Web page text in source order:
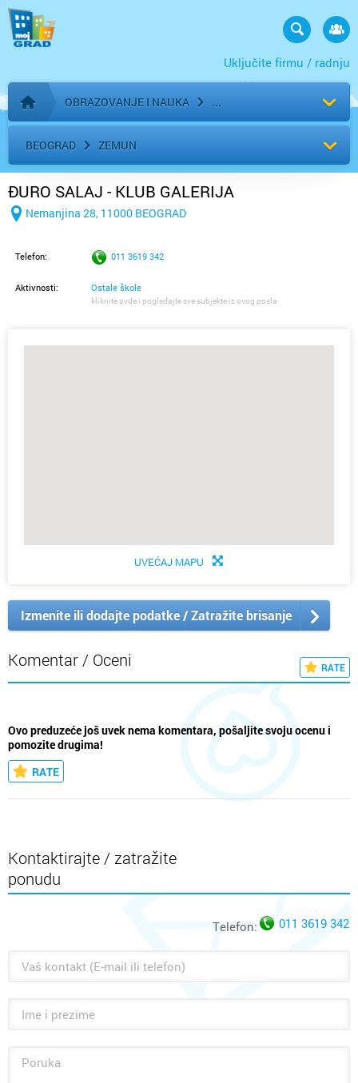
Uključite firmu / radnju
Početna stranica
OBRAZOVANJE I NAUKA
BEOGRAD ZEMUN
ĐURO SALAJ - KLUB GALERIJA
Nemanjina 28, 11000 BEOGRAD
Telefon: 011 3619 342
Aktivnosti: Ostale škole
kliknite ovde i pogledajte sve subjekte iz ovog posla
UVEĆAJ MAPU
Izmenite ili dodajte podatke / Zatražite brisanje
Komentar / Oceni RATE
Ovo preduzeće još uvek nema komentara, pošaljite svoju ocenu i
pomozite drugima!
RATE
Kontaktirajte / zatražite
ponudu
Telefon: 011 3619 342